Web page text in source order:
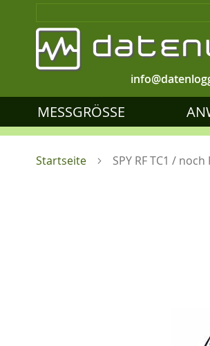
MESSGRÖSSE
Startseite SPY RF TC1 /